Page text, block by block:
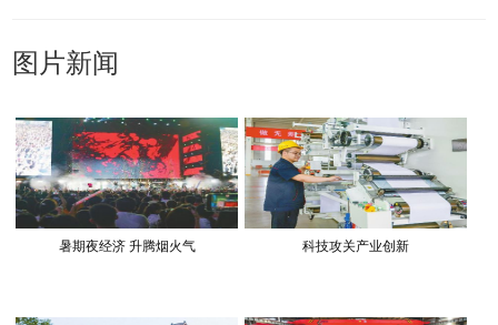
图片新闻
暑期夜经济 升腾烟火气 科技攻关产业创新